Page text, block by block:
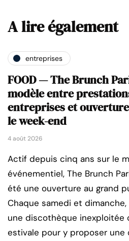
A lire également
entreprises
FOOD — The Brunch
modèle entre
entreprises et
le week-end
4 août 2026
Actif depuis cinq ans sur le
événementiel, The Brunch
été une ouverture au grand
Chaque samedi et
une discothèque inexploitée
estivale pour y proposer